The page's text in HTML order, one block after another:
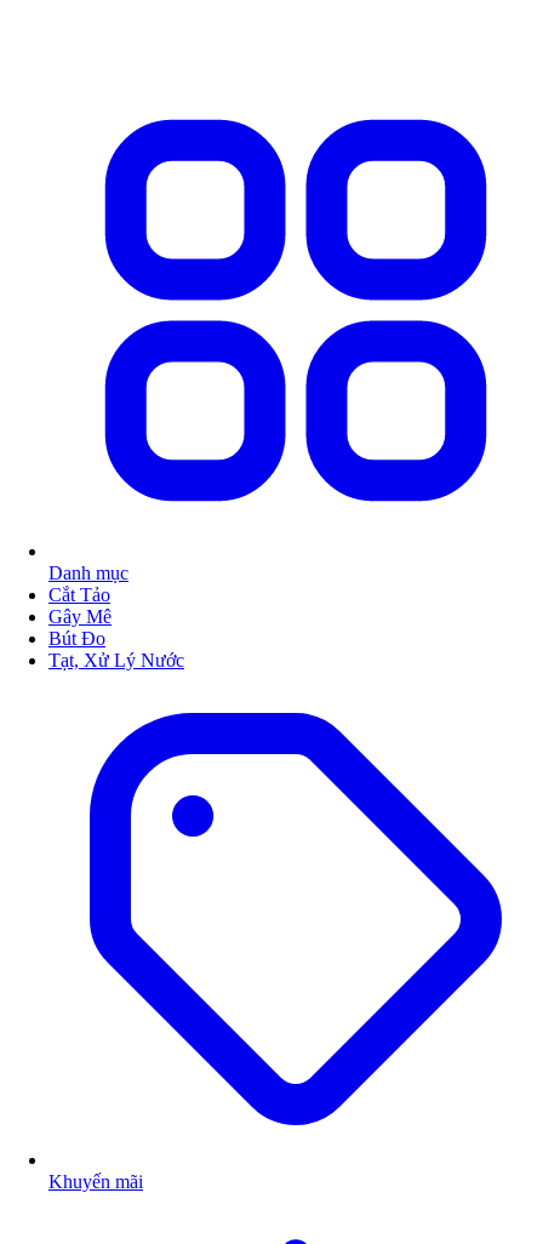
Danh mục
Cắt Tảo
Gây Mê
Bút Đo
Tạt, Xử Lý Nước
Khuyến mãi